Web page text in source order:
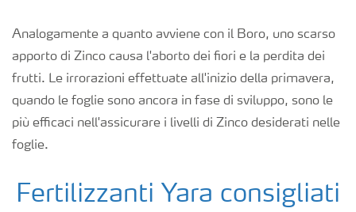
Analogamente a quanto avviene con il Boro, uno scarso
apporto di Zinco causa l'aborto dei fiori e la perdita dei
frutti. Le irrorazioni effettuate all'inizio della primavera,
quando le foglie sono ancora in fase di sviluppo, sono le
più efficaci nell'assicurare i livelli di Zinco desiderati nelle
foglie.
Fertilizzanti Yara consigliati